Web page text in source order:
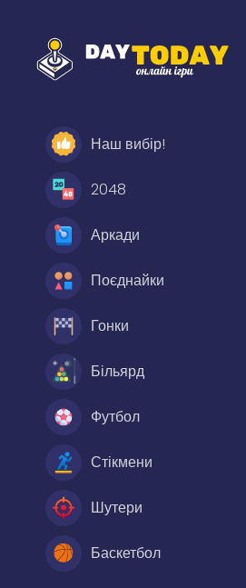
Наш вибір!
2048
Аркади
Поєднайки
Гонки
Більярд
Футбол
Стікмени
Шутери
Баскетбол